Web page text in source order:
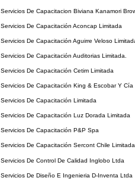
Servicios De Capacitacion Biviana Kanamori
Servicios De Capacitación Aconcap Limitada
Servicios De Capacitación Aguirre Veloso
Servicios De Capacitación Auditorias Limitada.
Servicios De Capacitación Cetim Limitada
Servicios De Capacitación King & Escobar Y Cía
Servicios De Capacitación Limitada
Servicios De Capacitación Luz Dorada Limitada
Servicios De Capacitación P&P Spa
Servicios De Capacitación Sercont Chile Limitada
Servicios De Control De Calidad Inglobo Ltda
Servicios De Diseño E Ingenieria D-Inventa Ltda